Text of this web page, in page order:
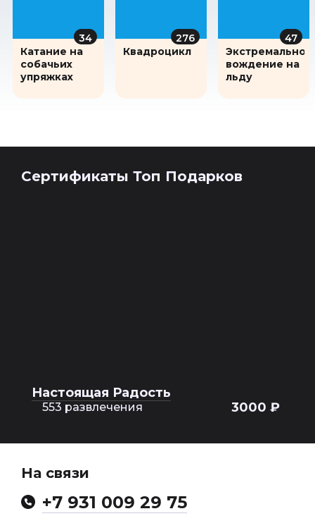
34
Катание на
собачьих
упряжках
276
Квадроцикл
47
Экстремальное
вождение на
льду
Сертификаты Топ Подарков
Настоящая Радость
553 развлечения 3000 ₽
На связи
+7 931 009 29 75